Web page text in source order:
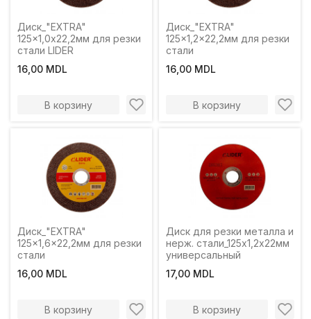
Диск_"EXTRA"
125x1,0x22,2мм для резки
стали LIDER
16,00 MDL
В корзину
Диск_"EXTRA"
125x1,2x22,2мм для резки
стали
16,00 MDL
В корзину
Диск_"EXTRA"
125x1,6x22,2мм для резки
стали
16,00 MDL
В корзину
Диск для резки металла и
нерж. стали_125х1,2х22мм
универсальный
17,00 MDL
В корзину